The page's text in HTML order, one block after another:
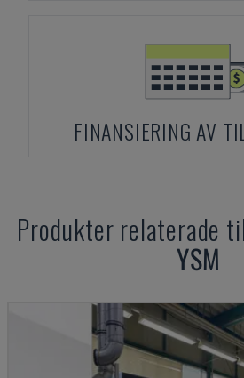
FINANSIERING AV
Produkter relaterade
YSM